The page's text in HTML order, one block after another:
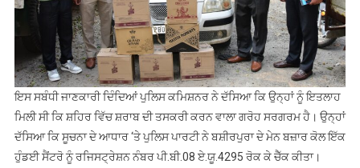
ਇਸ ਸਬੰਧੀ ਜਾਣਕਾਰੀ ਦਿੰਦਿਆਂ ਪੁਲਿਸ ਕਮਿਸ਼ਨਰ ਨੇ ਦੱਸਿਆ ਕਿ ਉਨ੍ਹਾਂ ਨੂੰ ਇਤਲਾਹ
ਮਿਲੀ ਸੀ ਕਿ ਸ਼ਹਿਰ ਵਿੱਚ ਸ਼ਰਾਬ ਦੀ ਤਸਕਰੀ ਕਰਨ ਵਾਲਾ ਗਰੋਹ ਸਰਗਰਮ ਹੈ। ਉਨ੍ਹਾਂ
ਦੱਸਿਆ ਕਿ ਸੂਚਨਾ ਦੇ ਆਧਾਰ ‘ਤੇ ਪੁਲਿਸ ਪਾਰਟੀ ਨੇ ਬਸ਼ੀਰਪੁਰਾ ਦੇ ਮੇਨ ਬਜ਼ਾਰ ਕੋਲ ਇੱਕ
ਹੁੰਡਈ ਸੈਂਟਰੋ ਨੂੰ ਰਜਿਸਟ੍ਰੇਸ਼ਨ ਨੰਬਰ ਪੀ.ਬੀ.08 ਏ.ਯੂ.4295 ਰੋਕ ਕੇ ਚੈੱਕ ਕੀਤਾ।